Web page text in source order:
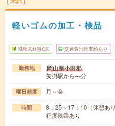
軽いゴムの加工・検品
職種未経験OK 交通費別途支給あり
勤務地 岡山県小田郡
矢掛駅から---分
曜日頻度 月～金
時間
8：25～17：10（休憩あ
程度残業あり